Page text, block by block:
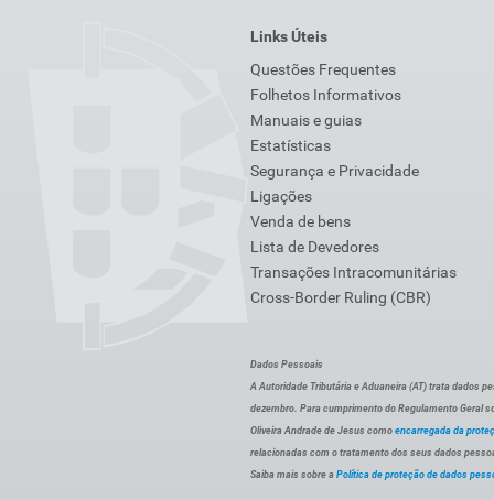
Links Úteis
Questões Frequentes
Folhetos Informativos
Manuais e guias
Estatísticas
Segurança e Privacidade
Ligações
Venda de bens
Lista de Devedores
Transações Intracomunitárias
Cross-Border Ruling (CBR)
Dados Pessoais
A Autoridade Tributária e Aduaneira (AT) trata dados
dezembro. Para cumprimento do Regulamento Geral
Oliveira Andrade de Jesus como encarregada da
relacionadas com o tratamento dos seus dados
Saiba mais sobre a Política de proteção de dados